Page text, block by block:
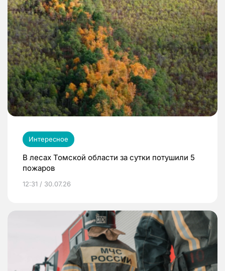
Интересное
В лесах Томской области за сутки потушили 5
пожаров
12:31 / 30.07.26